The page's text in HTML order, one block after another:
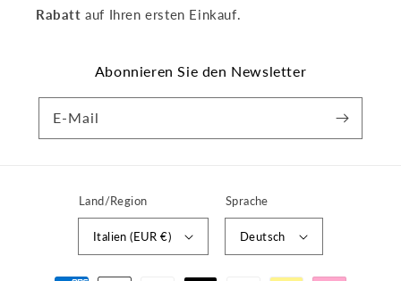
Rabatt auf Ihren ersten Einkauf.
Abonnieren Sie den Newsletter
E-Mail
Land/Region
Italien (EUR €)
Sprache
Deutsch